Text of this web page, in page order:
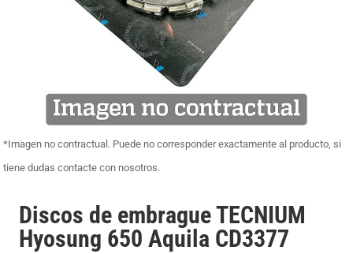
*Imagen no contractual. Puede no corresponder exactamente al producto, si
tiene dudas contacte con nosotros.
Discos de embrague TECNIUM
Hyosung 650 Aquila CD3377